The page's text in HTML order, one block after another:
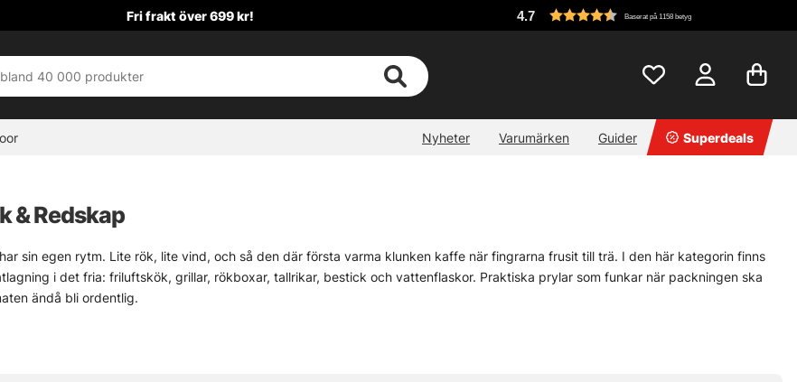
Fri frakt över 699 kr! 4.7 Baserat på 1158 betyg
Nyheter Varumärken Guider Superdeals
& Redskap
sin egen rytm. Lite rök, lite vind, och så den där första varma klunken kaffe när fingrarna frusit till trä. I den här kategorin finns
i det fria: friluftskök, grillar, rökboxar, tallrikar, bestick och vattenflaskor. Praktiska prylar som funkar när packningen ska
ändå bli ordentlig.
som tål att användas hårt, det är ofta det som avgör om måltiden blir smidig eller bara strulig. Lite enkelt, men sant.